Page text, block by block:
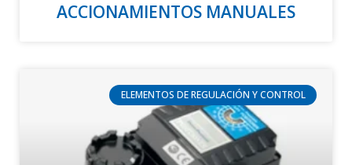
ACCIONAMIENTOS MANUALES
ELEMENTOS DE REGULACIÓN Y CONTROL